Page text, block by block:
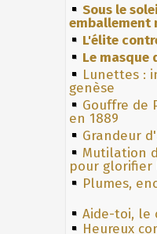
Sous le
emballement
L'élite
Le masque
Lunettes :
genèse
Gouffre de
en 1889
Grandeur
Mutilation
pour glorifier
Plumes,
Aide-toi, le
Heureux